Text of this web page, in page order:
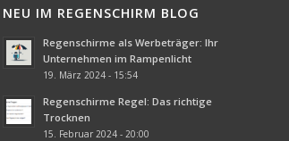
NEU IM REGENSCHIRM BLOG
Regenschirme als Werbeträger: Ihr
Unternehmen im Rampenlicht
19. März 2024 - 15:54
Regenschirme Regel: Das richtige
Trocknen
15. Februar 2024 - 20:00